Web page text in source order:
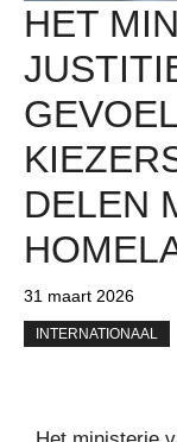
HET
DELEN
31 maart 2026
INTERNATIONAAL